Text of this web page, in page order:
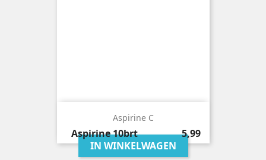
Aspirine C
Aspirine10brt Prijs
5,99
IN WINKELWAGEN